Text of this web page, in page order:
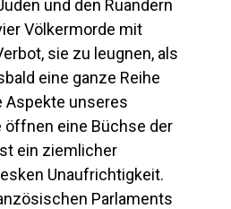
und den Ruandern
Völkermorde mit
sie zu leugnen, als
eine ganze Reihe
Aspekte unseres
öffnen eine Büchse der
ein ziemlicher
Unaufrichtigkeit.
Parlaments